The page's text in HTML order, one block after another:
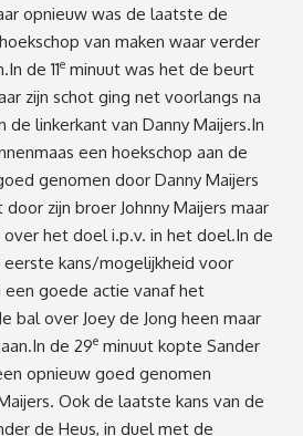
opnieuw was de laatste de
van maken waar verder
de 11e minuut was het de beurt
zijn schot ging net voorlangs na
linkerkant van Danny Maijers.In
een hoekschop aan de
genomen door Danny Maijers
zijn broer Johnny Maijers maar
het doel i.p.v. in het doel.In de
eerste kans/mogelijkheid voor
een goede actie vanaf het
bal over Joey de Jong heen maar
de 29e minuut kopte Sander
opnieuw goed genomen
Ook de laatste kans van de
de Heus, in duel met de